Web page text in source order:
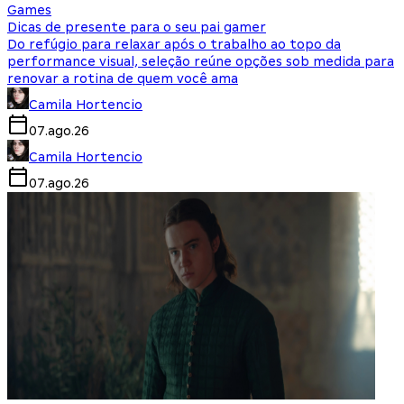
Games
Dicas de presente para o seu pai gamer
Do refúgio para relaxar após o trabalho ao topo da
performance visual, seleção reúne opções sob medida para
renovar a rotina de quem você ama
Camila Hortencio
07.ago.26
Camila Hortencio
07.ago.26